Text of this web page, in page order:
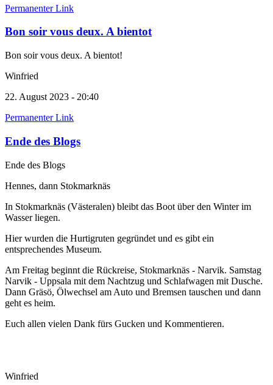
Permanenter Link
Bon soir vous deux. A bientot
Bon soir vous deux. A bientot!
Winfried
22. August 2023 - 20:40
Permanenter Link
Ende des Blogs
Ende des Blogs
Hennes, dann Stokmarknäs
In Stokmarknäs (Västeralen) bleibt das Boot über den Winter im
Wasser liegen.
Hier wurden die Hurtigruten gegründet und es gibt ein
entsprechendes Museum.
Am Freitag beginnt die Rückreise, Stokmarknäs - Narvik. Samstag
Narvik - Uppsala mit dem Nachtzug und Schlafwagen mit Dusche.
Dann Gräsö, Ölwechsel am Auto und Bremsen tauschen und dann
geht es heim.
Euch allen vielen Dank fürs Gucken und Kommentieren.
Winfried